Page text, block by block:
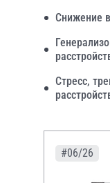
Снижение
Стресс,
#06/26